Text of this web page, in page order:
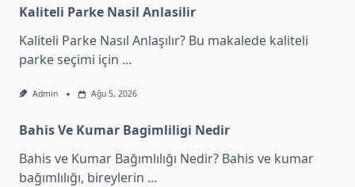
Kaliteli Parke Nasil Anlasilir
Kaliteli Parke Nasıl Anlaşılır? Bu makalede kaliteli
parke seçimi için ...
Admin Ağu 5, 2026
Bahis Ve Kumar Bagimliligi Nedir
Bahis ve Kumar Bağımlılığı Nedir? Bahis ve kumar
bağımlılığı, bireylerin ...